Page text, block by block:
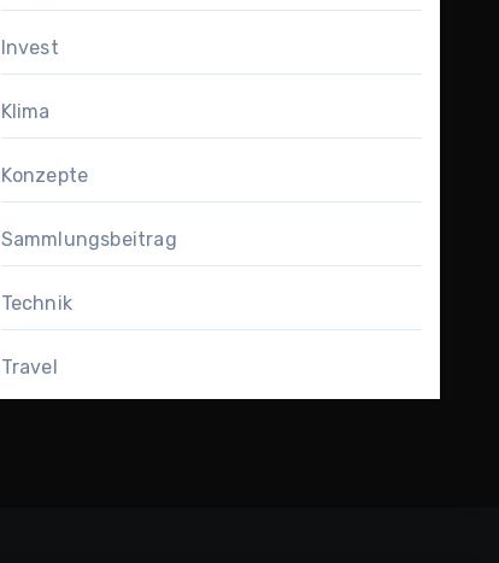
Invest
Klima
Konzepte
Sammlungsbeitrag
Technik
Travel